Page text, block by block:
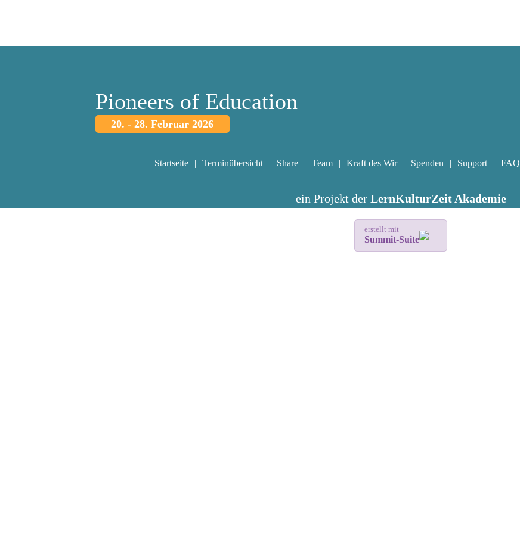
Pioneers of Education
20. - 28. Februar 2026
Startseite Terminübersicht Share Team Kraft des Wir Spenden Support FAQ
ein Projekt der LernKulturZeit Akademie
erstellt mit
Summit-Suite